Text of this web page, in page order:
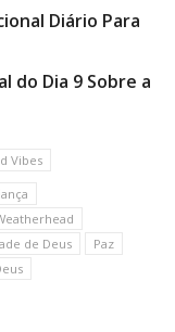
Diário Para
do Dia 9 Sobre a
Vibes
de Deus
Paz